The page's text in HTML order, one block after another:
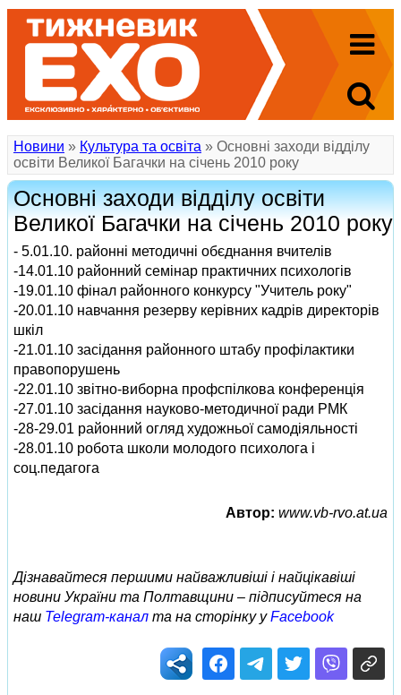
Новини » Культура та освіта » Основні заходи відділу
освіти Великої Багачки на січень 2010 року
Основні заходи відділу освіти
Великої Багачки на січень 2010 року
- 5.01.10. районні методичні обєднання вчителів
-14.01.10 районний семінар практичних психологів
-19.01.10 фінал районного конкурсу "Учитель року"
-20.01.10 навчання резерву керівних кадрів директорів
шкіл
-21.01.10 засідання районного штабу профілактики
правопорушень
-22.01.10 звітно-виборна профспілкова конференція
-27.01.10 засідання науково-методичної ради РМК
-28-29.01 районний огляд художньої самодіяльності
-28.01.10 робота школи молодого психолога і
соц.педагога
Автор: www.vb-rvo.at.ua
Дізнавайтеся першими найважливіші і найцікавіші
новини України та Полтавщини – підписуйтеся на
наш Telegram-канал та на сторінку уFacebook